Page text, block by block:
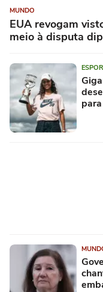
MUNDO
EUA revogam
meio à disputa